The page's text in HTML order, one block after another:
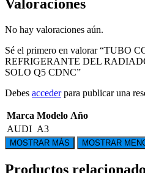
Valoraciones
No hay valoraciones aún.
Sé el primero en valorar “TUBO
REFRIGERANTE DEL
SOLO Q5 CDNC”
Debes accederpara publicar una
Marca Modelo Año
AUDI A3
Productos